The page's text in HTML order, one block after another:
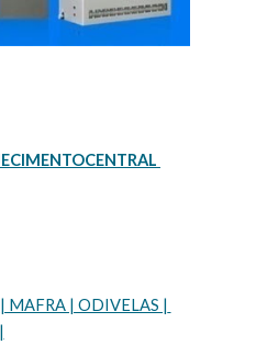
MAFRA | ODIVELAS |